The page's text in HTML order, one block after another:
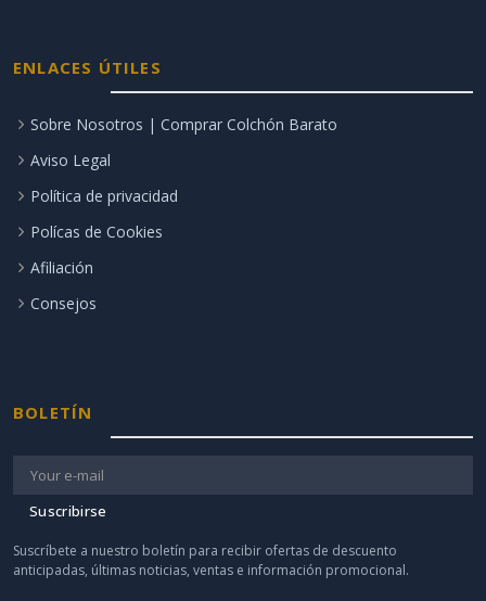
ENLACES ÚTILES
Sobre Nosotros | Comprar Colchón Barato
Aviso Legal
Política de privacidad
Polícas de Cookies
Afiliación
Consejos
BOLETÍN
Suscribirse
Suscríbete a nuestro boletín para recibir ofertas de descuento
anticipadas, últimas noticias, ventas e información promocional.